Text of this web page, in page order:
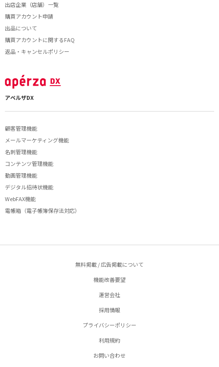
出店企業（店舗）一覧
購買アカウント申請
出品について
購買アカウントに関するFAQ
返品・キャンセルポリシー
アペルザDX
顧客管理機能
メールマーケティング機能
名刺管理機能
コンテンツ管理機能
動画管理機能
デジタル招待状機能
WebFAX機能
電帳箱（電子帳簿保存法対応）
無料掲載 / 広告掲載について
機能改善要望
運営会社
採用情報
プライバシーポリシー
利用規約
お問い合わせ